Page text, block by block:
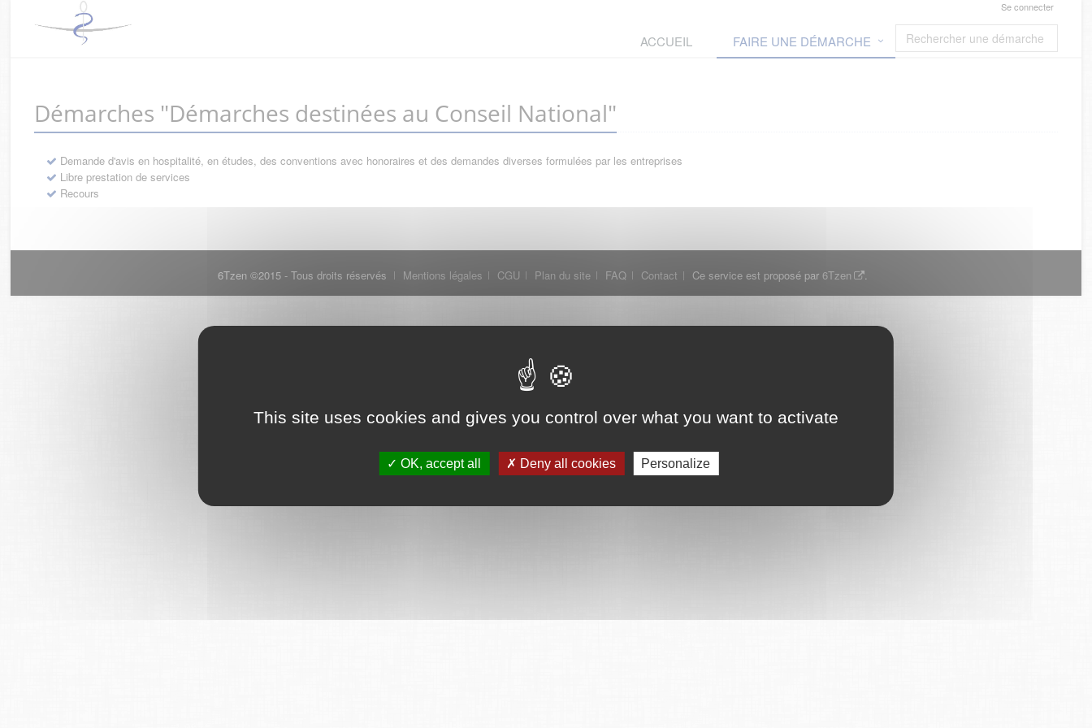
This site uses cookies and gives you control over what you want to activate
OK, accept all Deny all cookies Personalize
Se connecter
ACCUEIL FAIRE UNE DÉMARCHE
Démarches "Démarches destinées au Conseil National"
Demande d'avis en hospitalité, en études, des conventions avec honoraires et des demandes diverses formulées par les entreprises
Libre prestation de services
Recours
6Tzen ©2015 - Tous droits réservés Mentions légales CGU Plan du site FAQ Contact Ce service est proposé par 6Tzen .